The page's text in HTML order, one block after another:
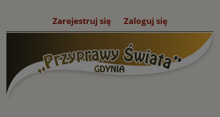
Zarejestruj się Zaloguj się